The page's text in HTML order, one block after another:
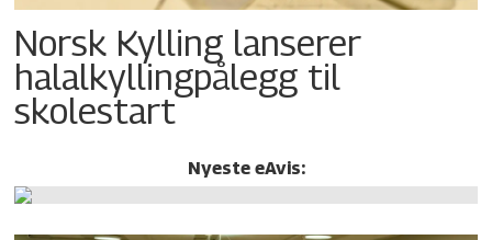
Norsk Kylling lanserer
halalkylling­pålegg til
skolestart
Nyeste eAvis: